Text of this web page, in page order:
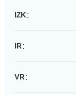
IZK：
IR：
VR：